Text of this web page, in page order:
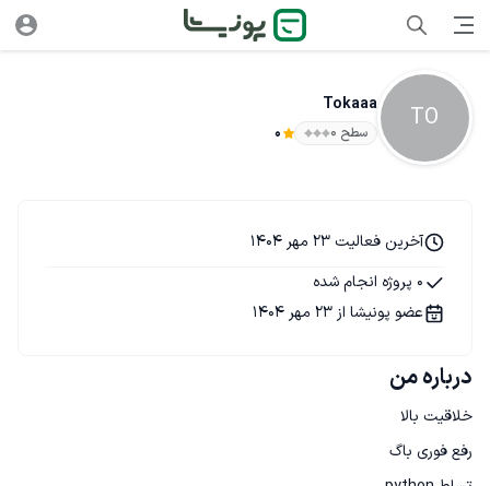
TO
Tokaaa
سطح ۰ 0
درباره من
آخرین فعالیت 23 مهر 1404
0 پروژه انجام شده
عضو پونیشا از 23 مهر 1404